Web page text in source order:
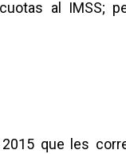
al IMSS;
que les